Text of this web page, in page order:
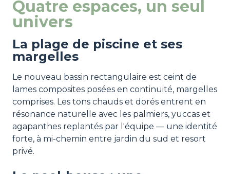
Quatre espaces, un seul
univers
La plage de piscine et ses
margelles
Le nouveau bassin rectangulaire est ceint de
lames composites posées en continuité, margelles
comprises. Les tons chauds et dorés entrent en
résonance naturelle avec les palmiers, yuccas et
agapanthes replantés par l'équipe — une identité
forte, à mi-chemin entre jardin du sud et resort
privé.